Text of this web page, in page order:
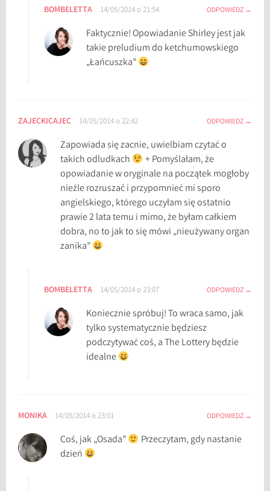
BOMBELETTA 14/05/2014 o 21:54 ODPOWIEDZ
Faktycznie! Opowiadanie Shirley jest jak
takie preludium do ketchumowskiego
„Łańcuszka”
ZAJECKICAJEC 14/05/2014 o 22:42 ODPOWIEDZ
Zapowiada się zacnie, uwielbiam czytać o
takich odludkach
+ Pomyślałam, że
opowiadanie w oryginale na początek mogłoby
nieźle rozruszać i przypomnieć mi sporo
angielskiego, którego uczyłam się ostatnio
prawie 2 lata temu i mimo, że byłam całkiem
dobra, no to jak to się mówi „nieużywany organ
zanika”
BOMBELETTA 14/05/2014 o 23:07 ODPOWIEDZ
Koniecznie spróbuj! To wraca samo, jak
tylko systematycznie będziesz
podczytywać coś, a The Lottery będzie
idealne
MONIKA 14/05/2014 o 23:01 ODPOWIEDZ
Coś, jak „Osada”
Przeczytam, gdy nastanie
dzień